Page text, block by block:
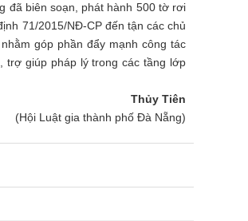
đã biên soạn, phát hành 500 tờ rơi
71/2015/NĐ-CP đến tận các chủ
góp phần đẩy mạnh công tác
trợ giúp pháp lý trong các tầng lớp
Thủy Tiên
(Hội Luật gia thành phố Đà Nẵng)